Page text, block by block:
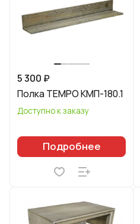
5 300 ₽
Полка TEMPO КМП-180.1
Доступно к заказу
Подробнее